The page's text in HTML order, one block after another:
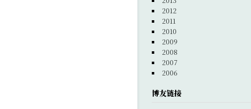
2012
2011
2010
2009
2008
2007
2006
博友链接